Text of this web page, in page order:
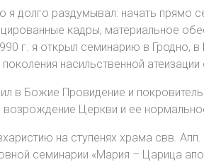
я долго раздумывал: начать прямо
кадры, материальное
г. я открыл семинарию в Гродно,
насильственной
в Божие Провидение и
Церкви и ее
на ступенях храма свв.
семинарии «Мария – Царица